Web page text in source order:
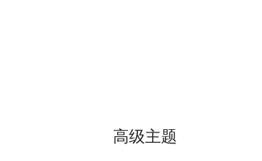
高级主题